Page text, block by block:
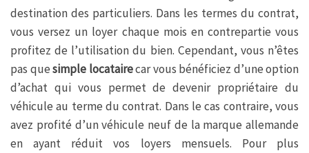
destination des particuliers. Dans les termes du contrat,
vous versez un loyer chaque mois en contrepartie vous
profitez de l’utilisation du bien. Cependant, vous n’êtes
pas quesimple locatairecar vous bénéficiez d’une option
d’achat qui vous permet de devenir propriétaire du
véhicule au terme du contrat. Dans le cas contraire, vous
avez profité d’un véhicule neuf de la marque allemande
en ayant réduit vos loyers mensuels. Pour plus